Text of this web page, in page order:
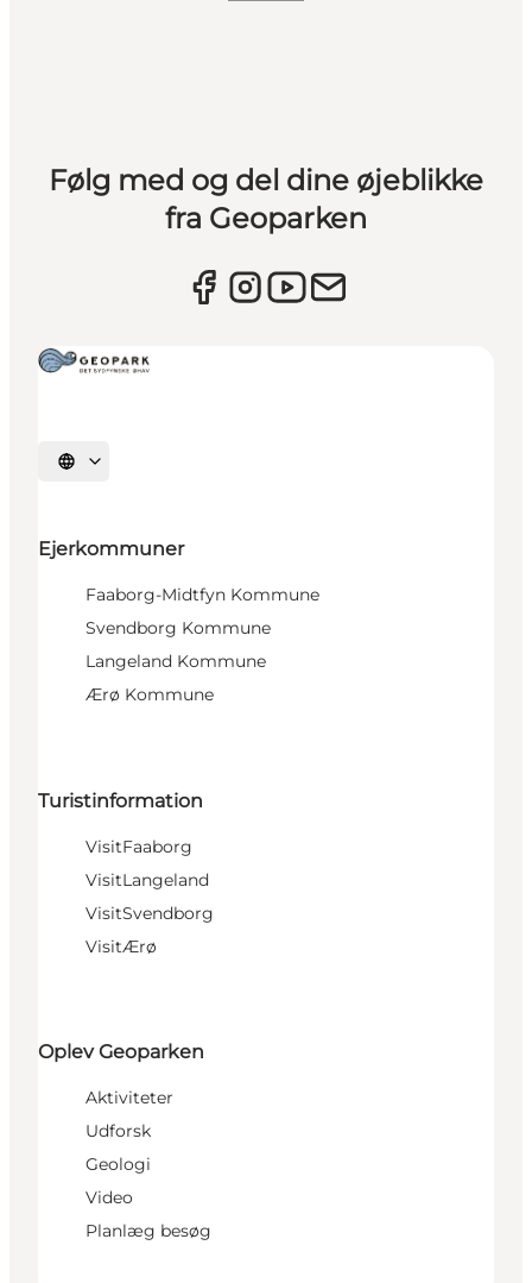
Følg med og del dine øjeblikke
fra Geoparken
Vælg sprog
Ejerkommuner
Faaborg-Midtfyn Kommune
Svendborg Kommune
Langeland Kommune
Ærø Kommune
Turistinformation
VisitFaaborg
VisitLangeland
VisitSvendborg
VisitÆrø
Oplev Geoparken
Aktiviteter
Udforsk
Geologi
Video
Planlæg besøg